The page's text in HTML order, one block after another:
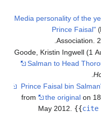
"Media
Goode,
Salman to
from
the
May